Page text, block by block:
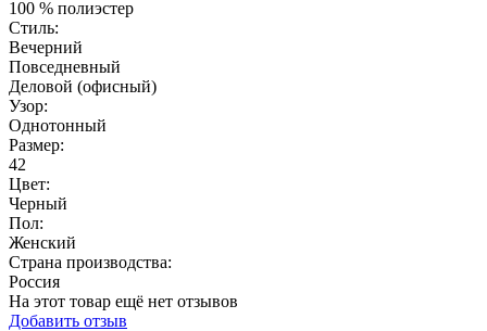
100 % полиэстер
Стиль:
Вечерний
Повседневный
Деловой (офисный)
Узор:
Однотонный
Размер:
42
Цвет:
Черный
Пол:
Женский
Страна производства:
Россия
На этот товар ещё нет отзывов
Добавить отзыв